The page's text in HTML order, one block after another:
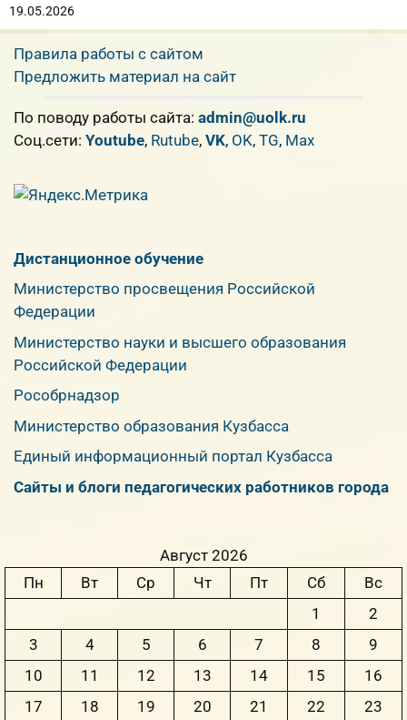
19.05.2026
Правила работы с сайтом
Предложить материал на сайт
По поводу работы сайта: admin@uolk.ru
Cоц.сети: Youtube, Rutube, VK, OK, TG, Max
Дистанционное обучение
Министерство просвещения Российской
Федерации
Министерство науки и высшего образования
Российской Федерации
Рособрнадзор
Министерство образования Кузбасса
Единый информационный портал Кузбасса
Сайты и блоги педагогических работников города
Август 2026
Пн
Вт Ср Чт Пт Сб
Вс
1
2
3
4 5 6 7 8
9
10
11 12 13 14 15
16
17
18 19 20 21 22 23